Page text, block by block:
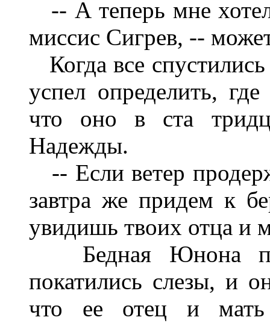
-- А теперь мне
миссис Сигрев, --
Когда все
успел определить,
что оно в ста
Надежды.
-- Если ветер
завтра же придем к
увидишь твоих отца и
Бедная Юнона
покатились слезы, и
что ее отец и мать